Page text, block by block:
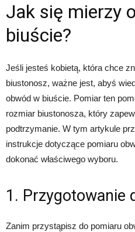
Jak się mierzy
biuście?
Jeśli jesteś kobietą, która chce
biustonosz, ważne jest, abyś
obwód w biuście. Pomiar ten
rozmiar biustonosza, który
podtrzymanie. W tym artykule
instrukcje dotyczące pomiaru
dokonać właściwego wyboru.
1. Przygotowanie
Zanim przystąpisz do pomiaru